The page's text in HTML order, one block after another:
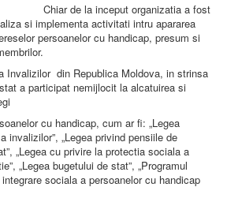
Chiar de la inceput organizatia a fost
si implementa activitati intru apararea
persoanelor cu handicap, presum si
Invalizilor din Republica Moldova, in strinsa
a participat nemijlocit la alcatuirea si
cu handicap, cum ar fi: „Legea
invalizilor”, „Legea privind pensiile de
„Legea cu privire la protectia sociala a
„Legea bugetului de stat”, „Programul
sociala a persoanelor cu handicap